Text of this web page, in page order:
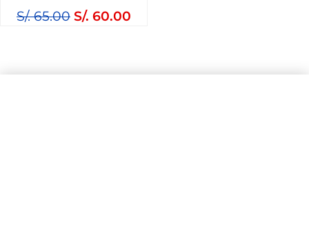
S/.65.00 S/. 60.00